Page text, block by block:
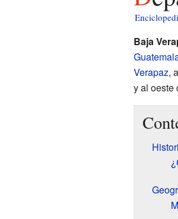
Baja
Verapaz,
y al oeste